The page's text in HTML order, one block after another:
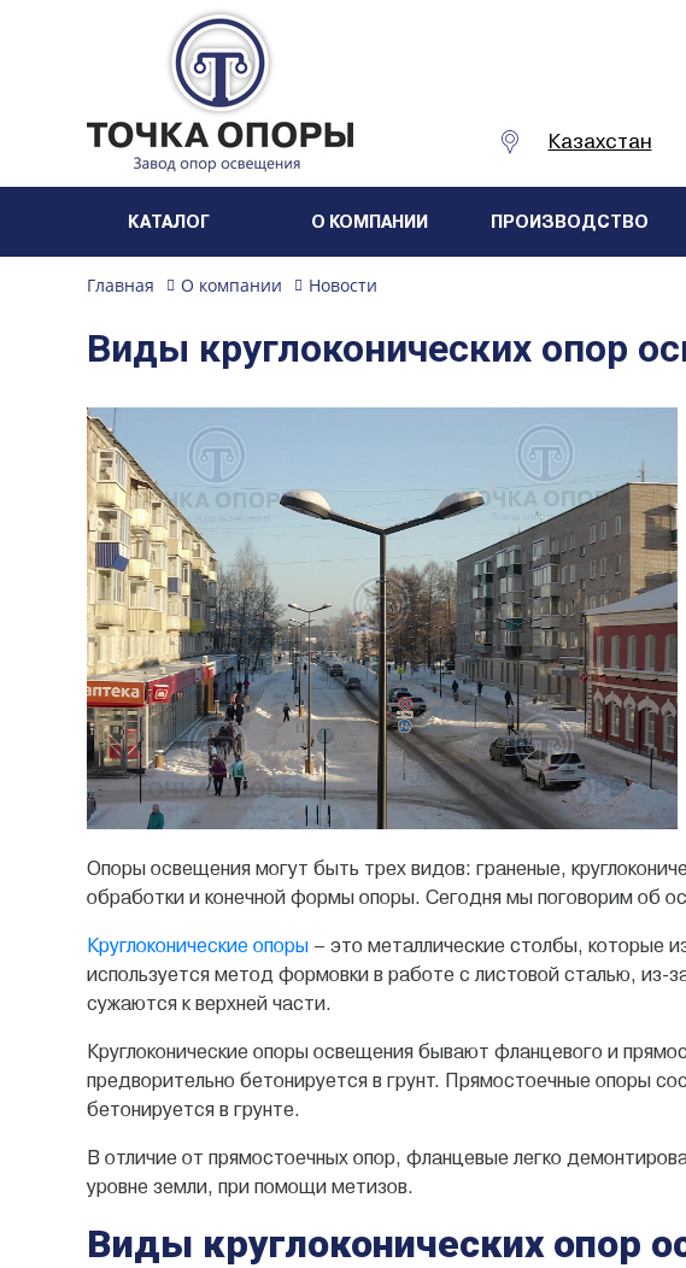
Казахстан
КАТАЛОГ О КОМПАНИИ ПРОИЗВОДСТВО
Главная О компании Новости
Виды круглоконических опор
Опоры освещения могут быть трех видов: граненые,
обработки и конечной формы опоры. Сегодня мы поговорим об
Круглоконические опоры – это металлические столбы, которые
используется метод формовки в работе с листовой сталью, из-
сужаются к верхней части.
Круглоконические опоры освещения бывают фланцевого и
предворительно бетонируется в грунт. Прямостоечные опоры
бетонируется в грунте.
В отличие от прямостоечных опор, фланцевые легко
уровне земли, при помощи метизов.
Виды круглоконических опор